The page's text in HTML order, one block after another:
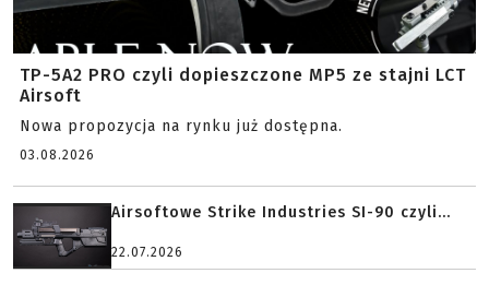
TP-5A2 PRO czyli dopieszczone MP5 ze stajni LCT
Airsoft
Nowa propozycja na rynku już dostępna.
03.08.2026
Airsoftowe Strike Industries SI-90 czyli...
22.07.2026